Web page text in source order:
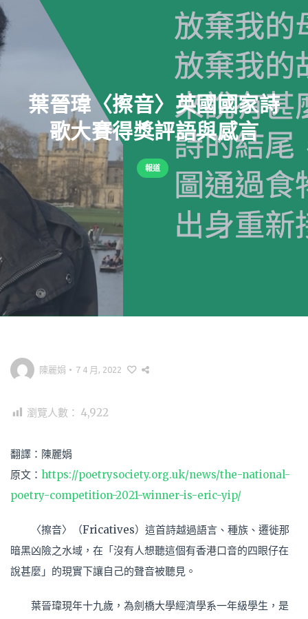
葉晉瑋〈擦音〉英國國家詩
歌大賽得獎評語與感言
報道
陳麗娟 • 7 4 月, 2022
瀏覽人數： 4,922
翻譯：陳麗娟
原文： https://poetrysociety.org.uk/news/the-national-
poetry-competition-2021-winner-is-eric-yip/
〈擦音〉（Fricatives）這首詩越過語言、種族、遷徙那
暗黑凶險之水域，在「沒有人想聽這個有香港口音的四眼仔在
說甚麼」的現實下讓自己的聲音被聽見。
葉晉瑋現年十九歲，為劍橋大學經濟學系一年級學生，是